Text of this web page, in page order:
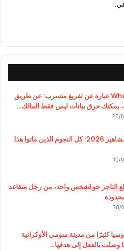
WhatsApp عبارة عن تفريغ متسرب: عن طريق
يمكنك حرق بيانات ليس فقط المالك…
26/
وفيات المشاهير 2026: كل النجوم الذين ماتوا هذا
10/
التاجر جو لشخص واحد، من رجل متقاعد
30/
كثيرًا من مدينة سومي الأوكرانية
وصلت بالفعل إلى هدفها…